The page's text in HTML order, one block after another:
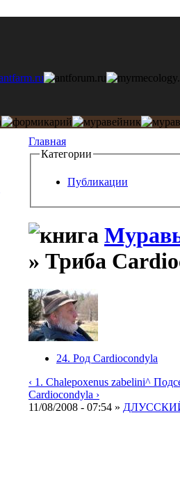
Главная
Категории
Публикации
» Триба
24. Род Cardiocondyla
‹ 1. Chalepoxenus zabelini^
Cardiocondyla ›
11/08/2008 - 07:54 »